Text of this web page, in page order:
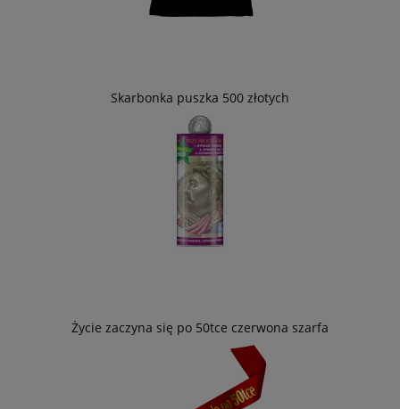
Skarbonka puszka 500 złotych
Życie zaczyna się po 50tce czerwona szarfa